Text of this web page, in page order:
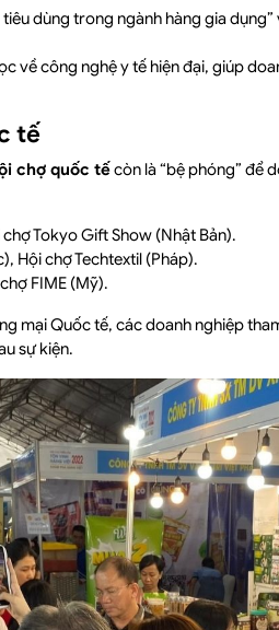
dùng trong ngành hàng gia
về công nghệ y tế hiện đại, giúp
tế
chợ quốc tếcòn là “bệ phóng” để
Tokyo Gift Show (Nhật Bản).
Hội chợ Techtextil (Pháp).
FIME (Mỹ).
mại Quốc tế, các doanh nghiệp
sự kiện.